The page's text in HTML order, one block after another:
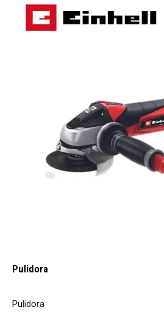
Pulidora
Pulidora